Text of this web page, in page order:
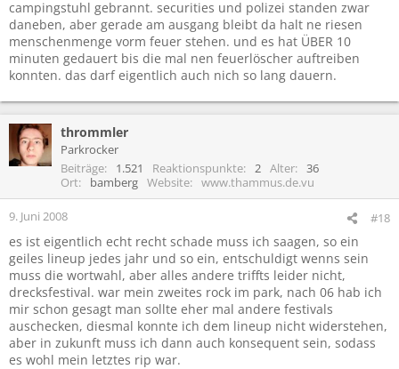
campingstuhl gebrannt. securities und polizei standen zwar
daneben, aber gerade am ausgang bleibt da halt ne riesen
menschenmenge vorm feuer stehen. und es hat ÜBER 10
minuten gedauert bis die mal nen feuerlöscher auftreiben
konnten. das darf eigentlich auch nich so lang dauern.
thrommler
Parkrocker
Beiträge
1.521 Reaktionspunkte 2 Alter
36
Ort
bamberg Website www.thammus.de.vu
9. Juni 2008 #18
es ist eigentlich echt recht schade muss ich saagen, so ein
geiles lineup jedes jahr und so ein, entschuldigt wenns sein
muss die wortwahl, aber alles andere triffts leider nicht,
drecksfestival. war mein zweites rock im park, nach 06 hab ich
mir schon gesagt man sollte eher mal andere festivals
auschecken, diesmal konnte ich dem lineup nicht widerstehen,
aber in zukunft muss ich dann auch konsequent sein, sodass
es wohl mein letztes rip war.